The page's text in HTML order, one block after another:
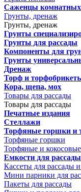
Саженцы комнатных
Грунты, дренаж
Грунты, дренаж
Грунты
Грунты для рассады
Компоненты для
Грунты
Дренаж
Торф и
Кора, щепа, мох
Товары для рассады
Товары для рассады
Печатные издания
Стеллажи
Торфяные горшки и
Торфяные горшки
Торфяные и кокосовые
Емкости для рассады
Кассеты для рассады
Мини парники для
Пакеты для рассады